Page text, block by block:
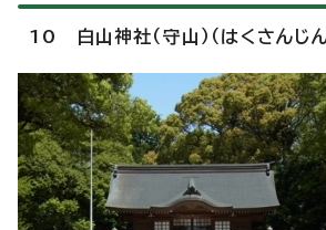
10 白山神社（守山）（はくさんじん